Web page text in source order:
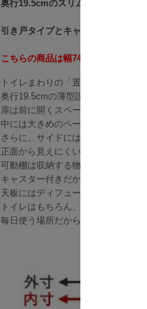
奥行19.5cmのスリム設計なのに、
引き戸タイプとキャスター付きで
こちらの商品は幅74cmタイプとなり
トイレまわりの「置き場所がない
奥行19.5cmの薄型設計だから、壁
扉は前に開くスペースを取らない
中には大きめのペーパーロールや掃
さらに、サイドにはお掃除ブラシを
正面から見えにくい設計で、清潔感
可動棚は収納する物に合わせて高さ
キャスター付きだから、掃除のと
天板にはディフューザーや小物を飾
トイレはもちろん、洗面所や玄関
毎日使う場所だからこそ、見た目も